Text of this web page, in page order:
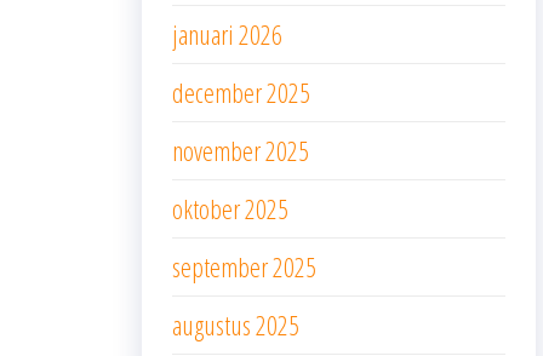
januari 2026
december 2025
november 2025
oktober 2025
september 2025
augustus 2025